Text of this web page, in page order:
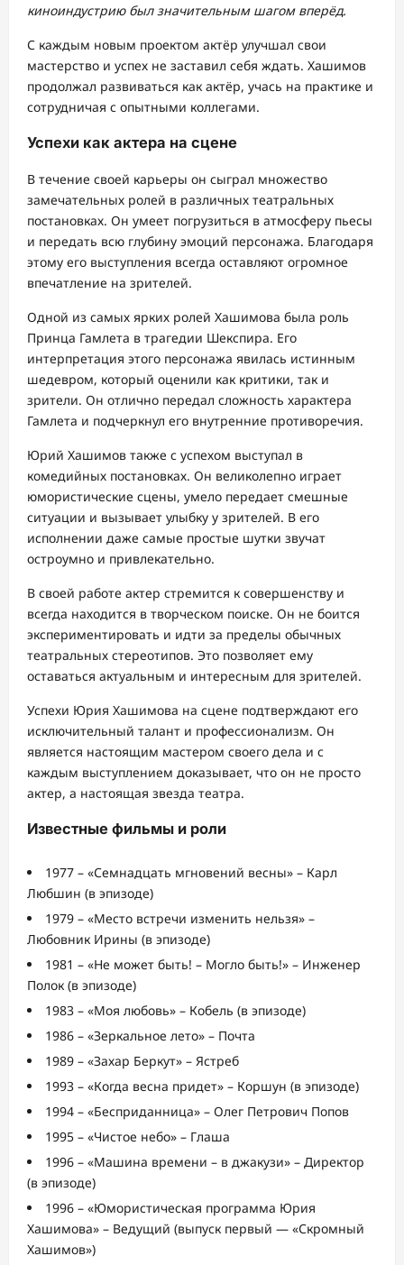
киноиндустрию был значительным шагом вперёд.
С каждым новым проектом актёр улучшал свои
мастерство и успех не заставил себя ждать. Хашимов
продолжал развиваться как актёр, учась на практике и
сотрудничая с опытными коллегами.
Успехи как актера на сцене
В течение своей карьеры он сыграл множество
замечательных ролей в различных театральных
постановках. Он умеет погрузиться в атмосферу пьесы
и передать всю глубину эмоций персонажа. Благодаря
этому его выступления всегда оставляют огромное
впечатление на зрителей.
Одной из самых ярких ролей Хашимова была роль
Принца Гамлета в трагедии Шекспира. Его
интерпретация этого персонажа явилась истинным
шедевром, который оценили как критики, так и
зрители. Он отлично передал сложность характера
Гамлета и подчеркнул его внутренние противоречия.
Юрий Хашимов также с успехом выступал в
комедийных постановках. Он великолепно играет
юмористические сцены, умело передает смешные
ситуации и вызывает улыбку у зрителей. В его
исполнении даже самые простые шутки звучат
остроумно и привлекательно.
В своей работе актер стремится к совершенству и
всегда находится в творческом поиске. Он не боится
экспериментировать и идти за пределы обычных
театральных стереотипов. Это позволяет ему
оставаться актуальным и интересным для зрителей.
Успехи Юрия Хашимова на сцене подтверждают его
исключительный талант и профессионализм. Он
является настоящим мастером своего дела и с
каждым выступлением доказывает, что он не просто
актер, а настоящая звезда театра.
Известные фильмы и роли
1977 – «Семнадцать мгновений весны» – Карл
Любшин (в эпизоде)
1979 – «Место встречи изменить нельзя» –
Любовник Ирины (в эпизоде)
1981 – «Не может быть! – Могло быть!» – Инженер
Полок (в эпизоде)
1983 – «Моя любовь» – Кобель (в эпизоде)
1986 – «Зеркальное лето» – Почта
1989 – «Захар Беркут» – Ястреб
1993 – «Когда весна придет» – Коршун (в эпизоде)
1994 – «Бесприданница» – Олег Петрович Попов
1995 – «Чистое небо» – Глаша
1996 – «Машина времени – в джакузи» – Директор
(в эпизоде)
1996 – «Юмористическая программа Юрия
Хашимова» – Ведущий (выпуск первый — «Скромный
Хашимов»)